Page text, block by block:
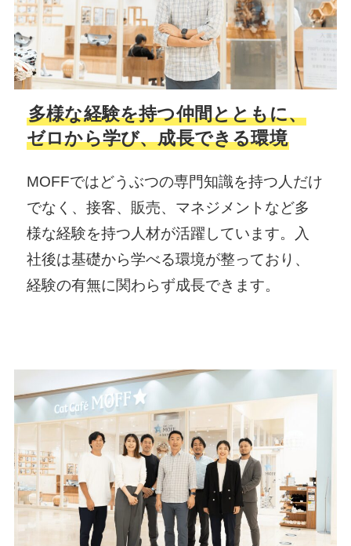
多様な経験を持つ仲間とともに、
ゼロから学び、成長できる環境
MOFFではどうぶつの専門知識を持つ人だけ
でなく、接客、販売、マネジメントなど多
様な経験を持つ人材が活躍しています。入
社後は基礎から学べる環境が整っており、
経験の有無に関わらず成長できます。